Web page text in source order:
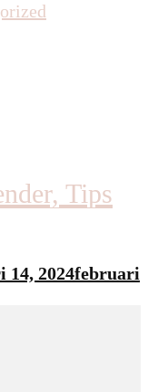
Tips
14, 2024februari